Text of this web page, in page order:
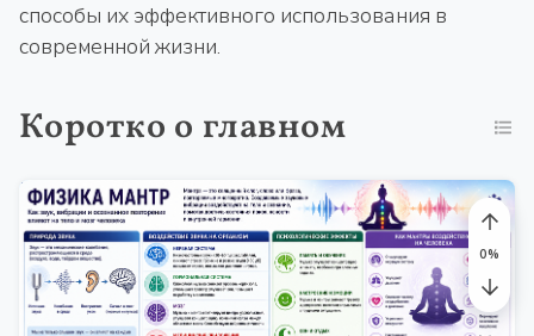
способы их эффективного использования в
современной жизни.
Коротко о главном